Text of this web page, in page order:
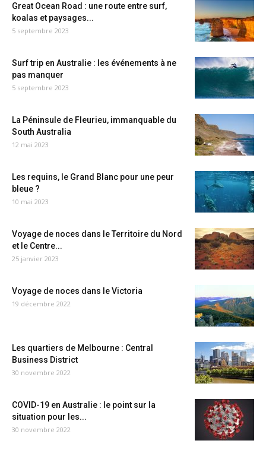
Great Ocean Road : une route entre surf,
koalas et paysages...
5 septembre 2023
Surf trip en Australie : les événements à ne
pas manquer
5 septembre 2023
La Péninsule de Fleurieu, immanquable du
South Australia
12 mai 2023
Les requins, le Grand Blanc pour une peur
bleue ?
10 mai 2023
Voyage de noces dans le Territoire du Nord
et le Centre...
25 janvier 2023
Voyage de noces dans le Victoria
19 décembre 2022
Les quartiers de Melbourne : Central
Business District
30 novembre 2022
COVID-19 en Australie : le point sur la
situation pour les...
30 novembre 2022